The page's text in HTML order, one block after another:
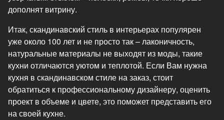
дополнят витрину.
Итак, скандинавский стиль в интерьерах популярен
уже около 100 лет и не просто так – лаконичность,
натуральные материалы не выходят из моды, такие
кухни отличаются уютом и теплотой. Если Вам нужна
кухня в скандинавском стиле на заказ, стоит
обратиться к профессиональному дизайнеру, оценить
проект в объеме и цвете, это поможет представить его
на своей кухне.